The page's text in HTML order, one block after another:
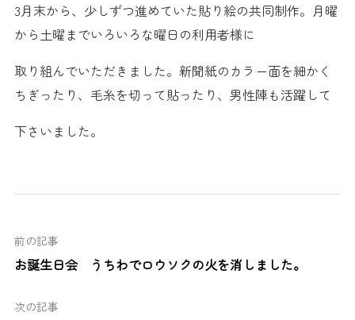
3月末から、少しずつ進めていた貼り絵の共同制作。月曜
から土曜までいろいろな曜日の利用者様に
取り組んでいただきました。新聞紙のカラー面を細かく
ちぎったり、毛糸を切って貼ったり、男性陣も活躍して
下さいました。
前の記事
お誕生日会 うちわでロウソクの火を消しました。
次の記事